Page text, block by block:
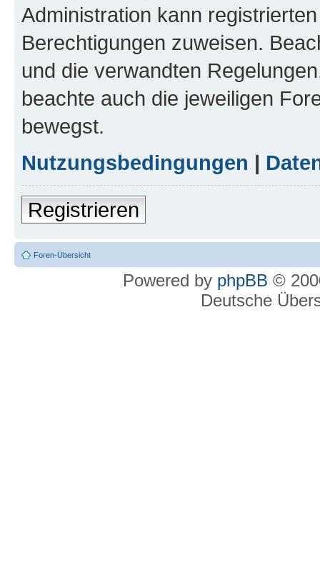
Administration kann
Berechtigungen zuweisen.
und die verwandten
beachte auch die jeweiligen
bewegst.
Nutzungsbedingungen |
Registrieren
Foren-Übersicht
Powered by phpBB ©
Deutsche